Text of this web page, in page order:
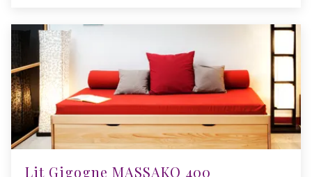
Lit Gigogne MASSAKO 400